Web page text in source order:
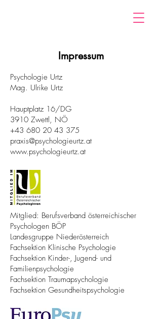
Impressum
Psychologie Urtz
Mag. Ulrike Urtz
Hauptplatz 16/DG
3910 Zwettl, NÖ
+43 680 20 43 375
praxis@psychologieurtz.at
www.psychologieurtz.at
Mitglied: Berufsverband österreichischer
Psychologen BÖP
Landesgruppe Niederösterreich
Fachsektion Klinische Psychologie
Fachsektion Kinder-, Jugend- und
Familienpsychologie
Fachsektion Traumapsychologie
Fachsektion Gesundheitspsychologie